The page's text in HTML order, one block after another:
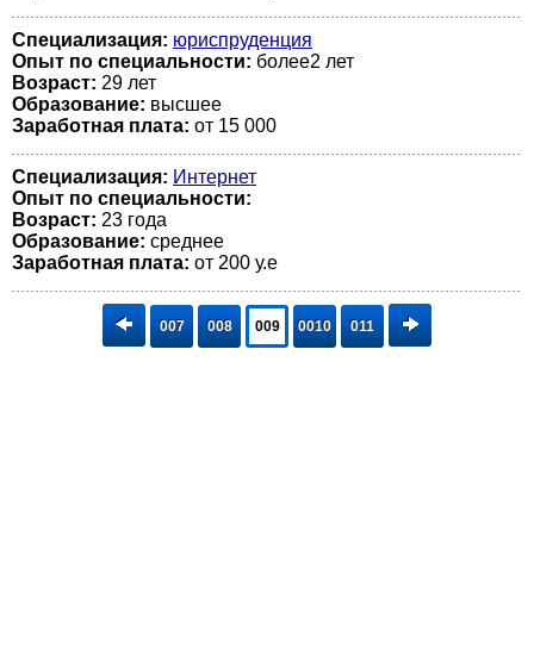
Специализация: юриспруденция
Опыт по специальности: более2 лет
Возраст: 29 лет
Образование: высшее
Заработная плата: от 15 000
Специализация: Интернет
Опыт по специальности:
Возраст: 23 годa
Образование: среднее
Заработная плата: от 200 у.е
007 008 009 0010 011